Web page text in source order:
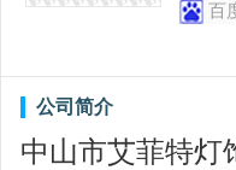
百
公司简介
中山市艾菲特灯